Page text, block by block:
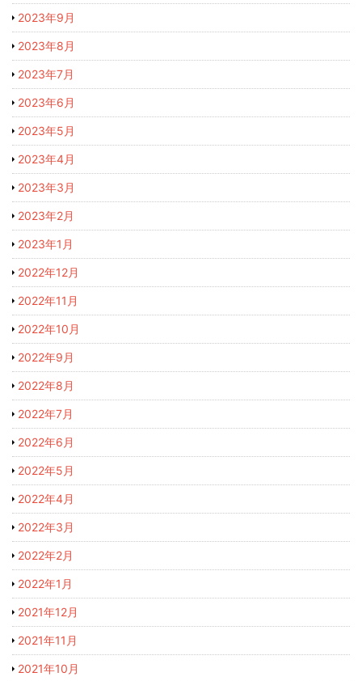
2023年9月
2023年8月
2023年7月
2023年6月
2023年5月
2023年4月
2023年3月
2023年2月
2023年1月
2022年12月
2022年11月
2022年10月
2022年9月
2022年8月
2022年7月
2022年6月
2022年5月
2022年4月
2022年3月
2022年2月
2022年1月
2021年12月
2021年11月
2021年10月